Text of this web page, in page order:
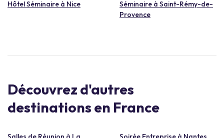
Hôtel Séminaire à Nice
Séminaire à Saint-Rémy-de-
Provence
Découvrez d'autres
destinations en France